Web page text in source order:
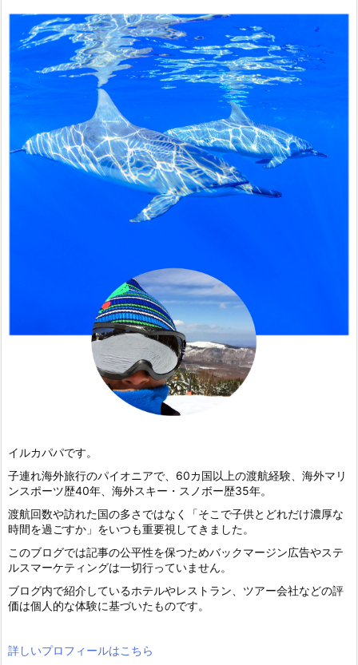
イルカパパです。
子連れ海外旅行のパイオニアで、60カ国以上の渡航経験、海外マリ
ンスポーツ歴40年、海外スキー・スノボー歴35年。
渡航回数や訪れた国の多さではなく「そこで子供とどれだけ濃厚な
時間を過ごすか」をいつも重要視してきました。
このブログでは記事の公平性を保つためバックマージン広告やステ
ルスマーケティングは一切行っていません。
ブログ内で紹介しているホテルやレストラン、ツアー会社などの評
価は個人的な体験に基づいたものです。
詳しいプロフィールはこちら